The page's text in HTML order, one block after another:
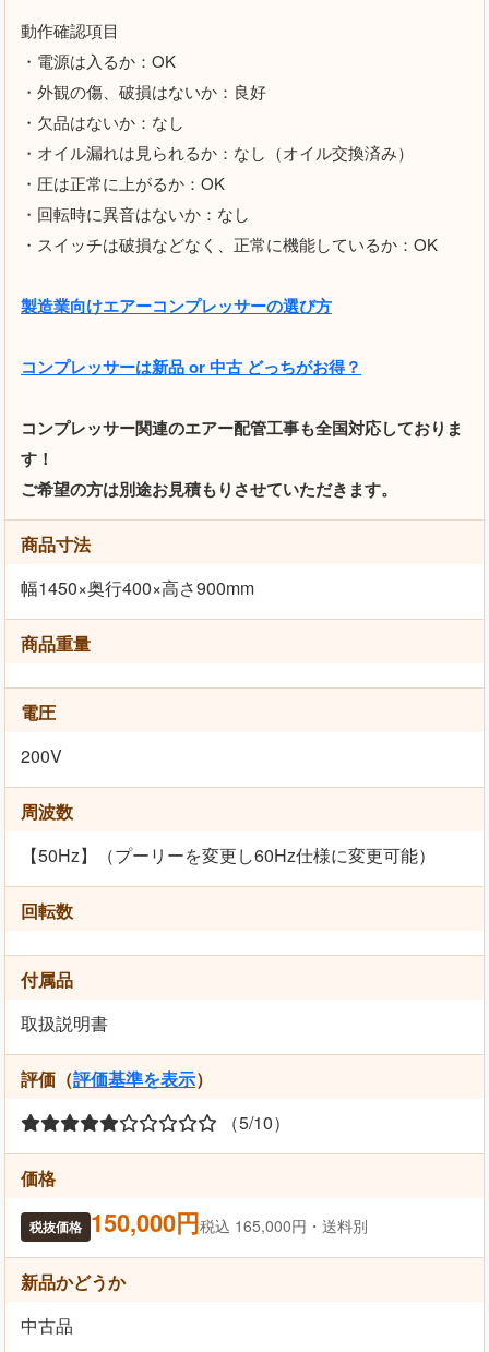
動作確認項目
・電源は入るか：OK
・外観の傷、破損はないか：良好
・欠品はないか：なし
・オイル漏れは見られるか：なし（オイル交換済み）
・圧は正常に上がるか：OK
・回転時に異音はないか：なし
・スイッチは破損などなく、正常に機能しているか：OK
製造業向けエアーコンプレッサーの選び方
コンプレッサーは新品 or 中古 どっちがお得？
コンプレッサー関連のエアー配管工事も全国対応しておりま
す！
ご希望の方は別途お見積もりさせていただきます。
商品寸法
幅1450×奥行400×高さ900mm
商品重量
電圧
200V
周波数
【50Hz】（プーリーを変更し60Hz仕様に変更可能）
回転数
付属品
取扱説明書
評価（評価基準を表示）
（5/10）
価格
税抜価格 150,000円税込 165,000円・送料別
新品かどうか
中古品